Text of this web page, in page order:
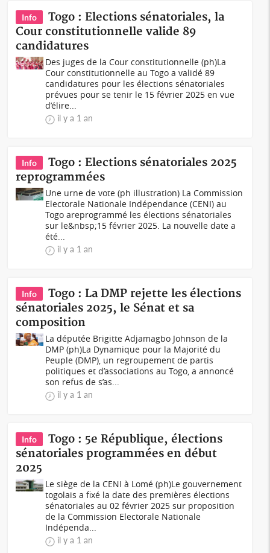
Info
Togo : Elections sénatoriales, la
Cour constitutionnelle valide 89
candidatures
Des juges de la Cour constitutionnelle (ph)La
Cour constitutionnelle au Togo a validé 89
candidatures pour les élections sénatoriales
prévues pour se tenir le 15 février 2025 en vue
d’élire...
il y a 1 an
Info
Togo : Elections sénatoriales 2025
reprogrammées
Une urne de vote (ph illustration) La Commission
Electorale Nationale Indépendance (CENI) au
Togo areprogrammé les élections sénatoriales
sur le&nbsp;15 février 2025. La nouvelle date a
été...
il y a 1 an
Info
Togo : La DMP rejette les élections
sénatoriales 2025, le Sénat et sa
composition
La députée Brigitte Adjamagbo Johnson de la
DMP (ph)La Dynamique pour la Majorité du
Peuple (DMP), un regroupement de partis
politiques et d’associations au Togo, a annoncé
son refus de s’as...
il y a 1 an
Info
Togo : 5e République, élections
sénatoriales programmées en début
2025
Le siège de la CENI à Lomé (ph)Le gouvernement
togolais a fixé la date des premières élections
sénatoriales au 02 février 2025 sur proposition
de la Commission Electorale Nationale
Indépenda...
il y a 1 an